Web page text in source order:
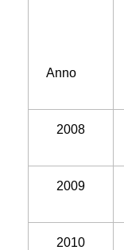
Anno
2008
2009
2010